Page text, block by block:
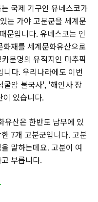
국제 기구인 유네스코가
는 가야 고분군을 세계문
문입니다. 유네스코는 인
재를 세계문화유산으로
문명의 유적지인 마추픽
다. 우리나라에도 이번
굴암 불국사', '해인사 장
있습니다.
유산은 한반도 남부에 있
7개 고분군입니다. 고분
말하는데요. 고분이 여
부릅니다.